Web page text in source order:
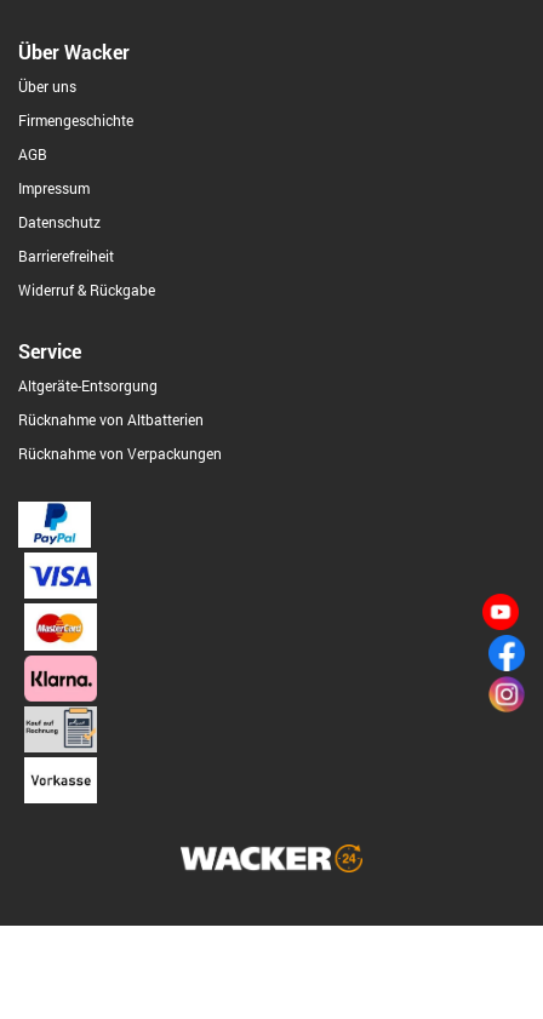
Über Wacker
Über uns
Firmengeschichte
AGB
Impressum
Datenschutz
Barrierefreiheit
Widerruf & Rückgabe
Service
Altgeräte-Entsorgung
Rücknahme von Altbatterien
Rücknahme von Verpackungen